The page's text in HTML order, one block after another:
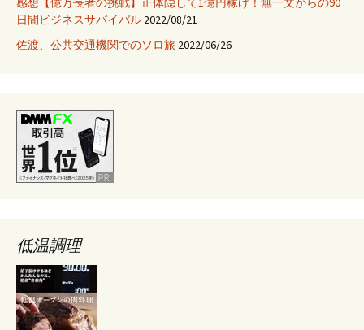
ー
ョ
ン
日間ビジネスサバイバル 2022/08/21
佐渡、公共交通機関でのソロ旅 2022/06/26
低温調理